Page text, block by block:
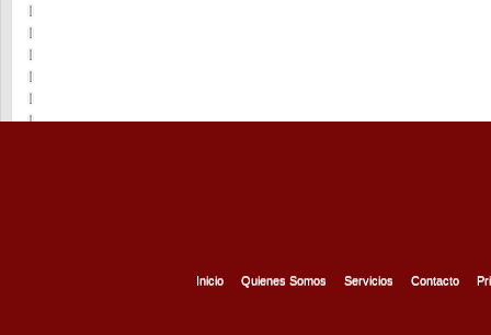
Inicio Quienes Somos Servicios Contacto